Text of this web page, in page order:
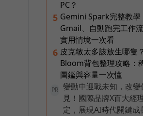
PC？
5 Gemini Spark完整教學
Gmail、自動跑完工作
實用情境一次看
6 皮克敏太多該放生哪隻
Bloom背包整理攻略：
圖鑑與容量一次懂
PR
變動中迎戰未知，改變
見！國際品牌X百大經
定，展現AI時代關鍵成